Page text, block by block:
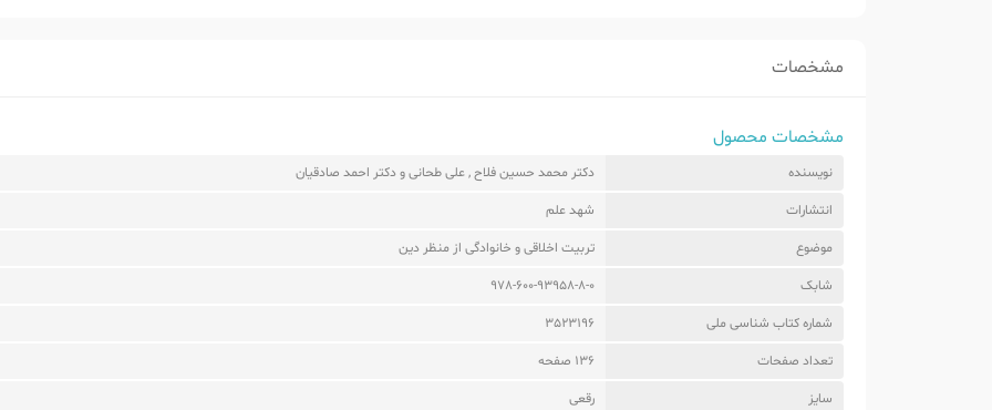
مشخصات
مشخصات محصول
نویسنده دکتر محمد حسین فلاح , علی طحانی و دکتر احمد صادقیان
انتشارات شهد علم
موضوع تربیت اخلاقی و خانوادگی از منظر دین
شابک 978-600-93958-8-0
شماره کتاب شناسی ملی 3523196
تعداد صفحات 136 صفحه
سایز رقعی